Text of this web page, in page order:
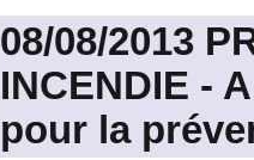
08/08/2013
INCENDIE -
pour la